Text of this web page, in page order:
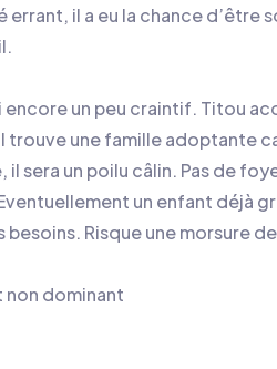
il a eu la chance d’être
encore un peu craintif. Titou
trouve une famille adoptante
il sera un poilu câlin. Pas de
un enfant déjà
Risque une morsure
non dominant